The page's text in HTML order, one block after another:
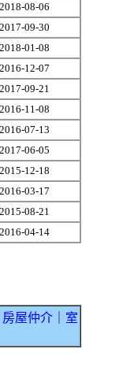
2018-08-06
2017-09-30
2018-01-08
2016-12-07
2017-09-21
2016-11-08
2016-07-13
2017-06-05
2015-12-18
2016-03-17
2015-08-21
2016-04-14
房屋仲介｜ 室